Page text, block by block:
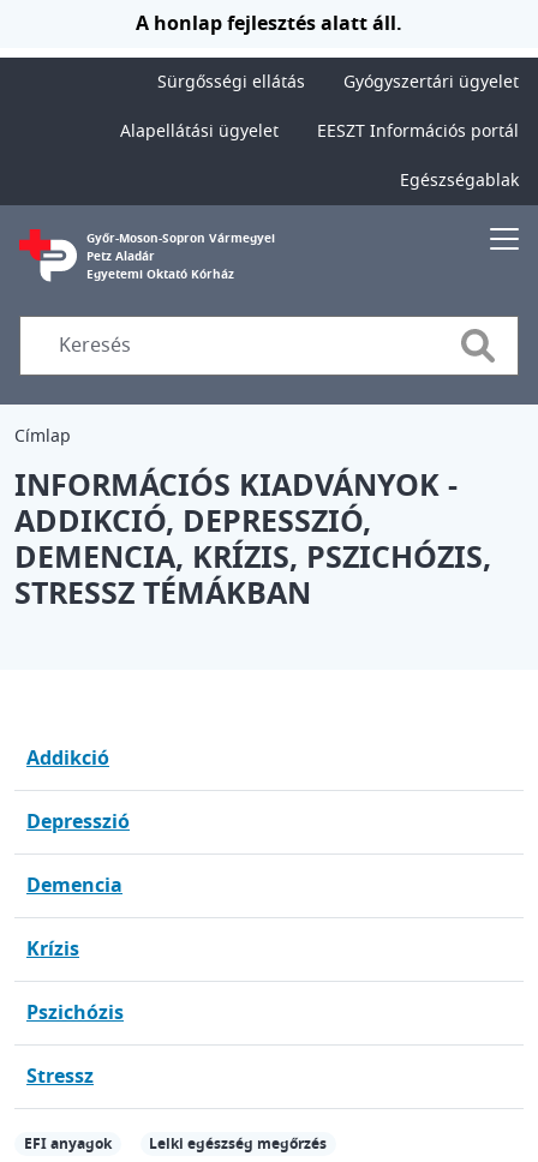
Ugrás a tartalomraA honlap fejlesztés alatt áll.
Sürgősségi ellátás
Gyógyszertári ügyelet
Alapellátási ügyelet
EESZT Információs portál
Egészségablak
Győr-Moson-Sopron Vármegyei
Petz Aladár
Egyetemi Oktató Kórház
Search
Címlap
INFORMÁCIÓS KIADVÁNYOK -
ADDIKCIÓ, DEPRESSZIÓ,
DEMENCIA, KRÍZIS, PSZICHÓZIS,
STRESSZ TÉMÁKBAN
Addikció
Depresszió
Demencia
Krízis
Pszichózis
Stressz
EFI anyagok Lelki egészség megőrzés